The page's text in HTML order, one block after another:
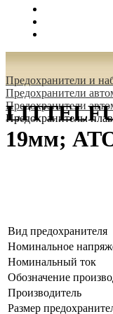
Предохранители и
Предохранители
Предохранители
Предохранитель:
19мм;
Вид предохранителя
Номинальное
Номинальный ток
Обозначение
Производитель
Размер